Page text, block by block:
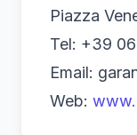
Piazza
Tel: +39
Email:
Web: